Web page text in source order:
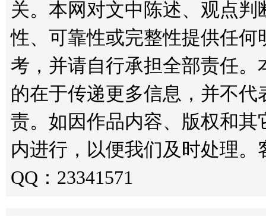
关。本网对文中陈述、观点
性、可靠性或完整性提供任
考，并请自行承担全部责任
的在于传递更多信息，并不
责。如因作品内容、版权和
内进行，以便我们及时处理。
QQ：23341571